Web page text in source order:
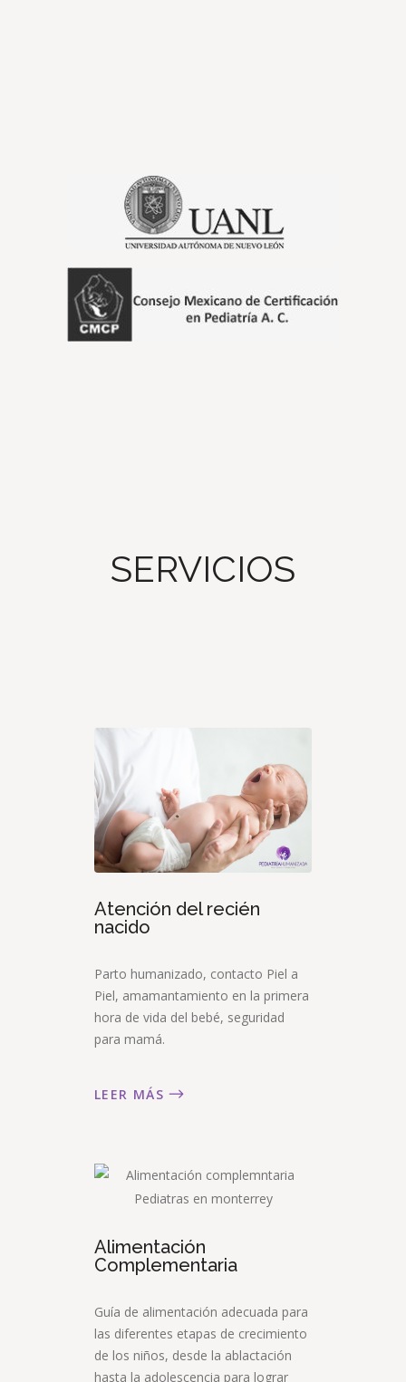
SERVICIOS
Atención del recién
nacido
Parto humanizado, contacto Piel a
Piel, amamantamiento en la primera
hora de vida del bebé, seguridad
para mamá.
LEER MÁS
Alimentación
Complementaria
Guía de alimentación adecuada para
las diferentes etapas de crecimiento
de los niños, desde la ablactación
hasta la adolescencia para lograr